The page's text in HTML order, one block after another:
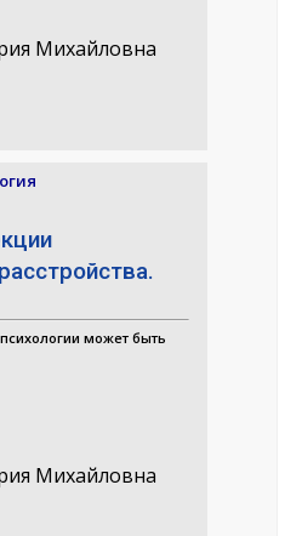
Михайловна
может быть
Михайловна